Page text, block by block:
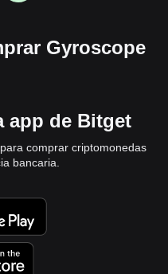
Gyroscope
app de Bitget
comprar criptomonedas
bancaria.